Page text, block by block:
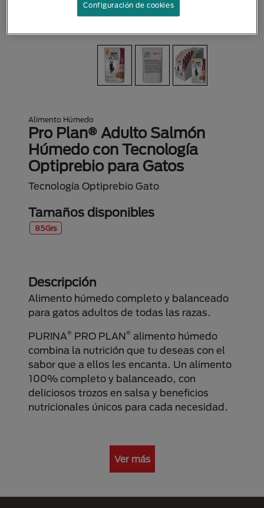
Alimento Húmedo
Pro Plan® Adulto Salmón
Húmedo con Tecnología
Optiprebio para Gatos
Tecnología Optiprebio Gato
Tamaños disponibles
85Grs
Descripción
Alimento húmedo completo y balanceado
para gatos adultos de todas las razas.
PURINA® PRO PLAN® alimento húmedo
combina la nutrición que tu deseas con el
sabor que a ellos les encanta. Un alimento
100% completo y balanceado, con
deliciosos trozos en salsa y beneficios
nutricionales únicos para cada necesidad.
Ver más
Configuración de cookies